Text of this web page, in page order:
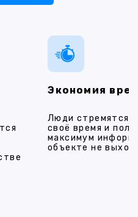
Экономия
Люди стремятся
своё время и
максимум
объекте не